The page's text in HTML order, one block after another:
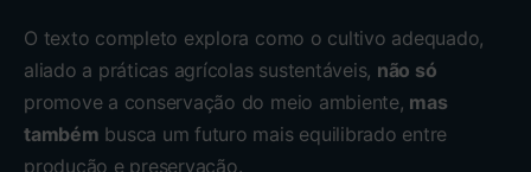
O texto completo explora como o cultivo adequado,
aliado a práticas agrícolas sustentáveis, não só
promove a conservação do meio ambiente, mas
também busca um futuro mais equilibrado entre
produção e preservação.